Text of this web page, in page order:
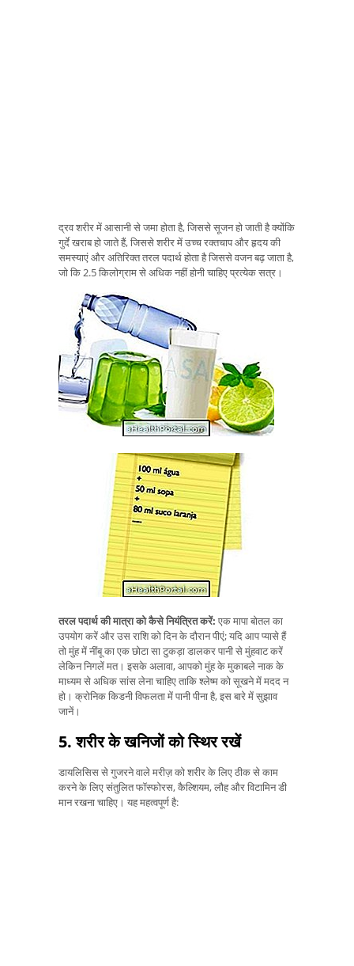
द्रव शरीर में आसानी से जमा होता है, जिससे सूजन हो जाती है क्योंकि
गुर्दे खराब हो जाते हैं, जिससे शरीर में उच्च रक्तचाप और हृदय की
समस्याएं और अतिरिक्त तरल पदार्थ होता है जिससे वजन बढ़ जाता है,
जो कि 2.5 किलोग्राम से अधिक नहीं होनी चाहिए प्रत्येक सत्र।
तरल पदार्थ की मात्रा को कैसे नियंत्रित करें: एक मापा बोतल का
उपयोग करें और उस राशि को दिन के दौरान पीएं; यदि आप प्यासे हैं
तो मुंह में नींबू का एक छोटा सा टुकड़ा डालकर पानी से मुंहवाट करें
लेकिन निगलें मत। इसके अलावा, आपको मुंह के मुकाबले नाक के
माध्यम से अधिक सांस लेना चाहिए ताकि श्लेष्म को सूखने में मदद न
हो। क्रोनिक किडनी विफलता में पानी पीना है, इस बारे में सुझाव
जानें।
5. शरीर के खनिजों को स्थिर रखें
डायलिसिस से गुजरने वाले मरीज़ को शरीर के लिए ठीक से काम
करने के लिए संतुलित फॉस्फोरस, कैल्शियम, लौह और विटामिन डी
मान रखना चाहिए। यह महत्वपूर्ण है: